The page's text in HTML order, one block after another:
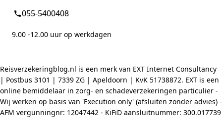
055-5400408
9.00 -12.00 uur op werkdagen
Reisverzekeringblog.nl is een merk van EXT Internet Consultancy
| Postbus 3101 | 7339 ZG | Apeldoorn | KvK 51738872. EXT is een
online bemiddelaar in zorg- en schadeverzekeringen particulier -
Wij werken op basis van 'Execution only' (afsluiten zonder advies) -
AFM vergunningnr: 12047442 - KiFiD aansluitnummer: 300.017739